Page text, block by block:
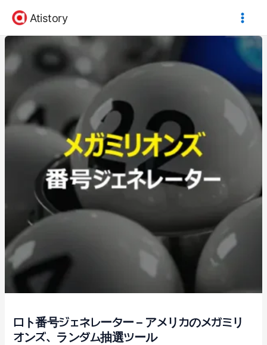
を
Atistory
ロト番号ジェネレーター – アメリカのメガミリ
オンズ、ランダム抽選ツール